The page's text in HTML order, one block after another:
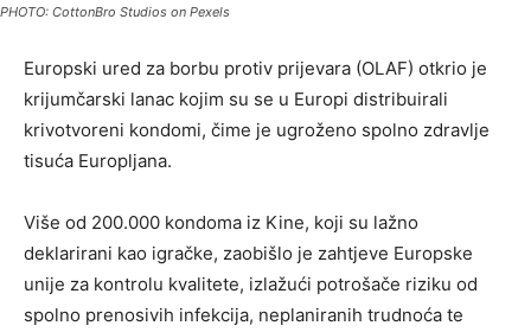
PHOTO: CottonBro Studios on Pexels
Europski ured za borbu protiv prijevara (OLAF) otkrio je
krijumčarski lanac kojim su se u Europi distribuirali
krivotvoreni kondomi, čime je ugroženo spolno zdravlje
tisuća Europljana.
Više od 200.000 kondoma iz Kine, koji su lažno
deklarirani kao igračke, zaobišlo je zahtjeve Europske
unije za kontrolu kvalitete, izlažući potrošače riziku od
spolno prenosivih infekcija, neplaniranih trudnoća te